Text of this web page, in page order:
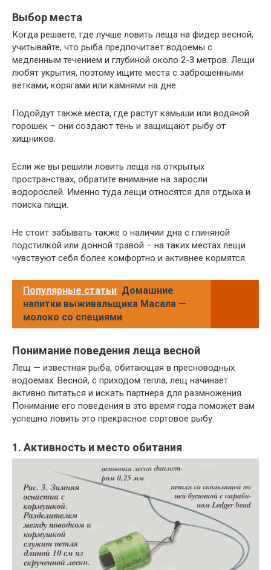
Выбор места
Когда решаете, где лучше ловить леща на фидер весной,
учитывайте, что рыба предпочитает водоемы с
медленным течением и глубиной около 2-3 метров. Лещи
любят укрытия, поэтому ищите места с заброшенными
ветками, корягами или камнями на дне.
Подойдут также места, где растут камыши или водяной
горошек – они создают тень и защищают рыбу от
хищников.
Если же вы решили ловить леща на открытых
пространствах, обратите внимание на заросли
водорослей. Именно туда лещи относятся для отдыха и
поиска пищи.
Не стоит забывать также о наличии дна с глиняной
подстилкой или донной травой – на таких местах лещи
чувствуют себя более комфортно и активнее кормятся.
Популярные статьи Домашние
напитки выживальщика Масала —
молоко со специями
Понимание поведения леща весной
Лещ — известная рыба, обитающая в пресноводных
водоемах. Весной, с приходом тепла, лещ начинает
активно питаться и искать партнера для размножения.
Понимание его поведения в это время года поможет вам
успешно ловить это прекрасное сортовое рыбу.
1. Активность и место обитания